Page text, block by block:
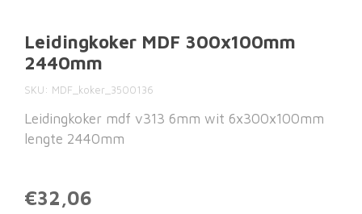
Leidingkoker MDF 300x100mm
2440mm
SKU MDF_koker_3500136
Leidingkoker mdf v313 6mm wit 6x300x100mm
lengte 2440mm
€32,06